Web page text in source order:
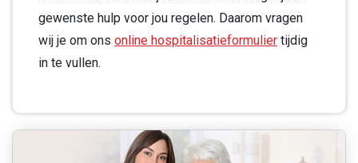
gewenste hulp voor jou regelen. Daarom vragen
wij je om ons online hospitalisatieformulier tijdig
in te vullen.